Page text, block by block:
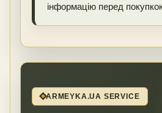
інформацію перед
ARMEYKA.UA SERVICE